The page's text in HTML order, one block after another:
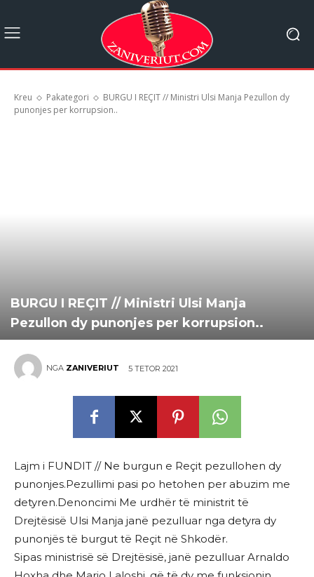
Kreu Pakategori
BURGU I REÇIT // Ministri Ulsi Manja Pezullon dy
punonjes per korrupsion..
BURGU I REÇIT // Ministri Ulsi Manja
Pezullon dy punonjes per korrupsion..
NGA ZANIVERIUT 5 TETOR 2021
Lajm i FUNDIT // Ne burgun e Reçit pezullohen dy
punonjes.Pezullimi pasi po hetohen per abuzim me
detyren.Denoncimi Me urdhër të ministrit të
Drejtësisë Ulsi Manja janë pezulluar nga detyra dy
punonjës të burgut të Reçit në Shkodër.
Sipas ministrisë së Drejtësisë, janë pezulluar Arnaldo